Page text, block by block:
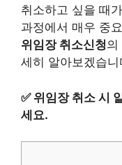
취소하고 싶을 때
과정에서 매우 중
위임장 취소신청의
세히 알아보겠습니
✅ 위임장 취소 시
세요.